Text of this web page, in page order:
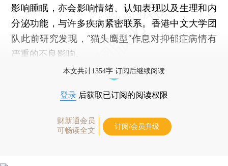
影响睡眠，亦会影响情绪、认知表现以及生理和内
分泌功能，与许多疾病紧密联系。香港中文大学团
队此前研究发现，“猫头鹰型”作息对抑郁症病情有
严重的不良影响。
本文共计1354字 订阅后继续阅读
登录 后获取已订阅的阅读权限
财新通会员
可畅读全文
订阅/会员升级